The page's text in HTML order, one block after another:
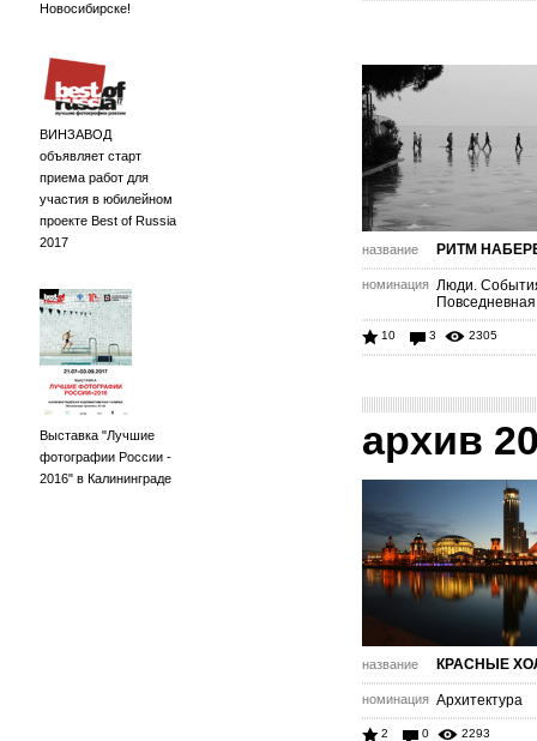
Новосибирске!
ВИНЗАВОД
объявляет старт
приема работ для
участия в юбилейном
проекте Best of Russia
2017
Выставка "Лучшие
фотографии России -
2016" в Калининграде
название РИТМ
номинация Люди.
10 3 2305
архив
название КРАСНЫЕ
номинация Архитектура
2 0 2293